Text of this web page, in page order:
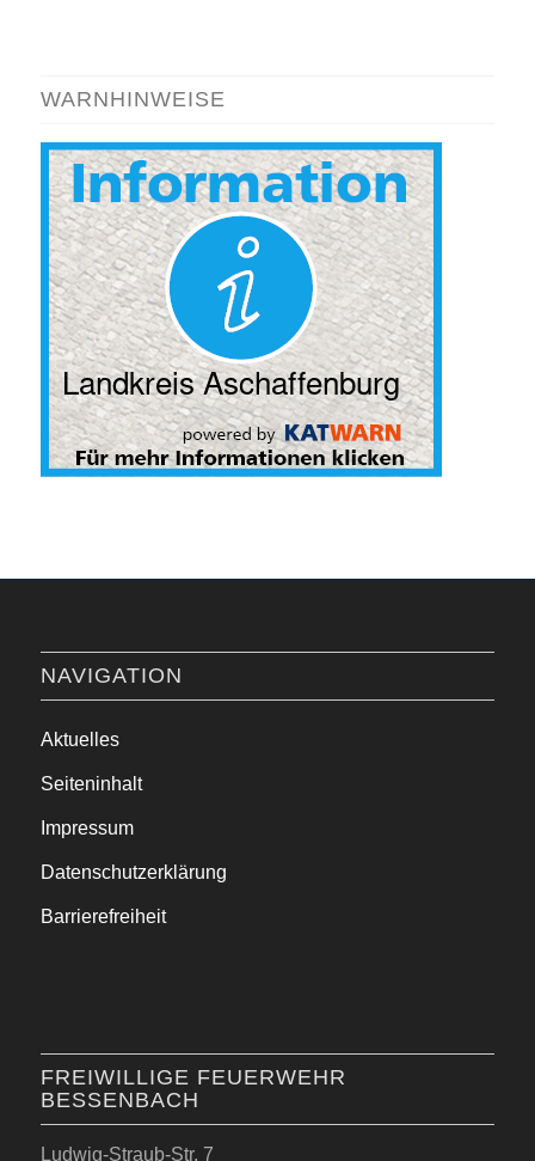
WARNHINWEISE
NAVIGATION
Aktuelles
Seiteninhalt
Impressum
Datenschutzerklärung
Barrierefreiheit
FREIWILLIGE FEUERWEHR
BESSENBACH
Ludwig-Straub-Str. 7